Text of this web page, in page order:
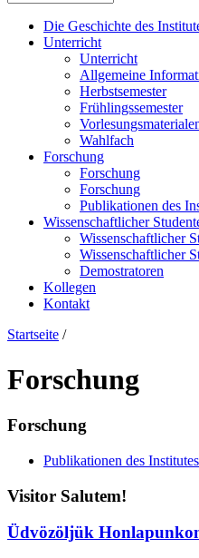
Die Geschichte des
Unterricht
Unterricht
Allgemeine
Herbstsemester
Frühlingssemester
Wahlfach
Forschung
Forschung
Forschung
Publikationen des
Wissenschaftlicher
Wissenschaftlicher
Wissenschaftlicher
Demostratoren
Kollegen
Kontakt
Startseite /
Forschung
Forschung
Publikationen des Institutes
Visitor Salutem!
Üdvözöljük